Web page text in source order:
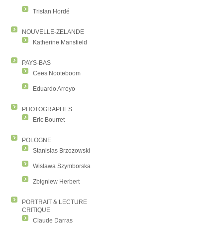
Tristan Hordé
NOUVELLE-ZELANDE
Katherine Mansfield
PAYS-BAS
Cees Nooteboom
Eduardo Arroyo
PHOTOGRAPHES
Eric Bourret
POLOGNE
Stanislas Brzozowski
Wislawa Szymborska
Zbigniew Herbert
PORTRAIT & LECTURE
CRITIQUE
Claude Darras